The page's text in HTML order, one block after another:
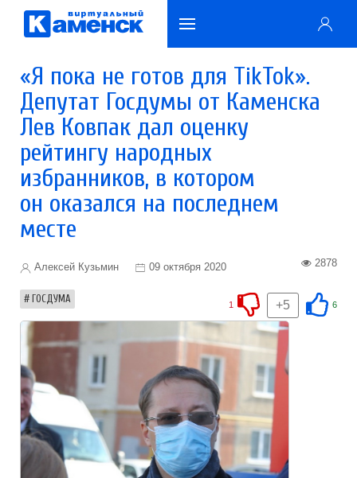
«Я пока не готов для TikTok».
Депутат Госдумы от Каменска
Лев Ковпак дал оценку
рейтингу народных
избранников, в котором
он оказался на последнем
месте
Алексей Кузьмин 09 октября 2020 2878
ГОСДУМА 6
+5
1